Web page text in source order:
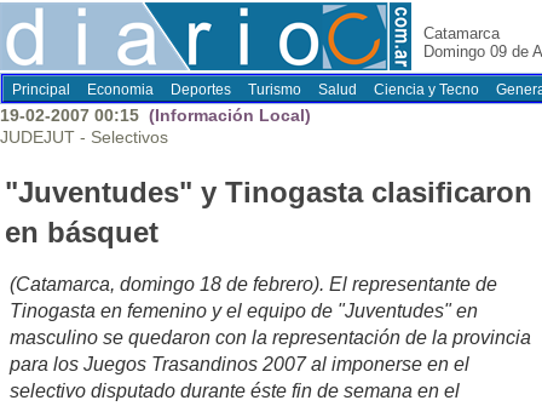
Catamarca
Domingo 09 de
Principal Economia Deportes Turismo Salud Ciencia y Tecno
19-02-2007 00:15 (Información Local)
JUDEJUT - Selectivos
"Juventudes" y Tinogasta clasificaron
en básquet
(Catamarca, domingo 18 de febrero). El representante de
Tinogasta en femenino y el equipo de "Juventudes" en
masculino se quedaron con la representación de la provincia
para los Juegos Trasandinos 2007 al imponerse en el
selectivo disputado durante éste fin de semana en el